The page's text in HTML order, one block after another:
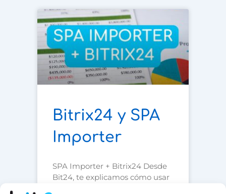
Bitrix24 y SPA
Importer
SPA Importer + Bitrix24 Desde
Bit24, te explicamos cómo usar